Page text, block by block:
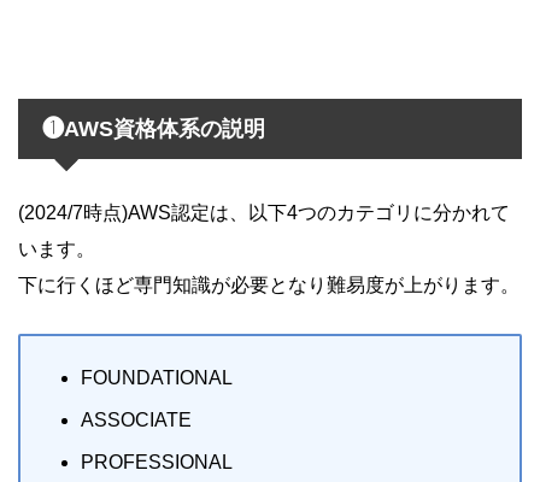
❶AWS資格体系の説明
(2024/7時点)AWS認定は、以下4つのカテゴリに分かれて
います。
下に行くほど専門知識が必要となり難易度が上がります。
FOUNDATIONAL
ASSOCIATE
PROFESSIONAL